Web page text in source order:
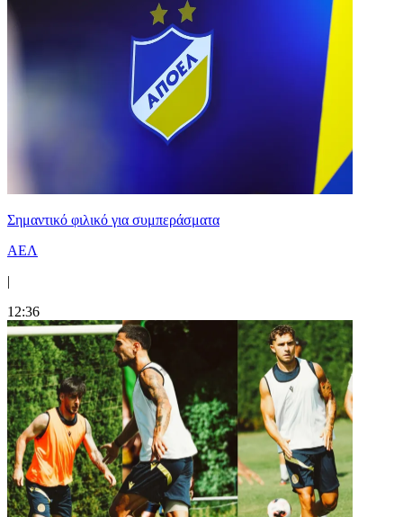
Σημαντικό φιλικό για συμπεράσματα
ΑΕΛ
|
12:36